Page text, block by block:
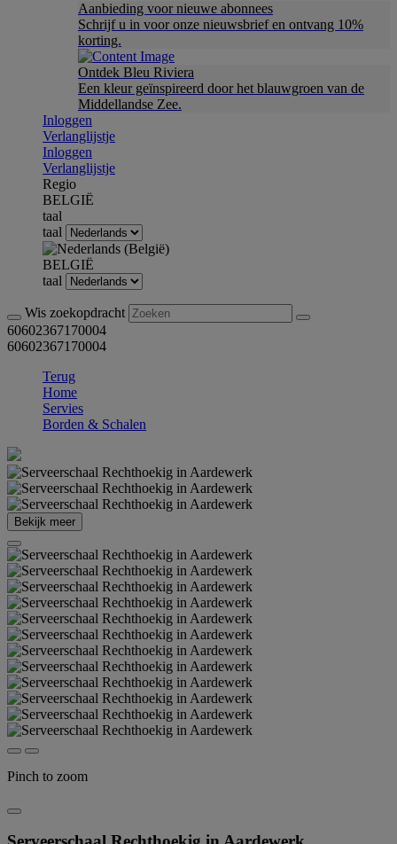
Aanbieding voor nieuwe abonnees
Schrijf u in voor onze nieuwsbrief en ontvang 10%
korting.
Ontdek Bleu Riviera
Een kleur geïnspireerd door het blauwgroen van de
Middellandse Zee.
Inloggen
Verlanglijstje
Inloggen
Verlanglijstje
Regio
BELGIË
taal
taal
BELGIË
taal
Wis zoekopdracht
60602367170004
60602367170004
Terug
Home
Servies
Borden & Schalen
Bekijk meer
Pinch to zoom